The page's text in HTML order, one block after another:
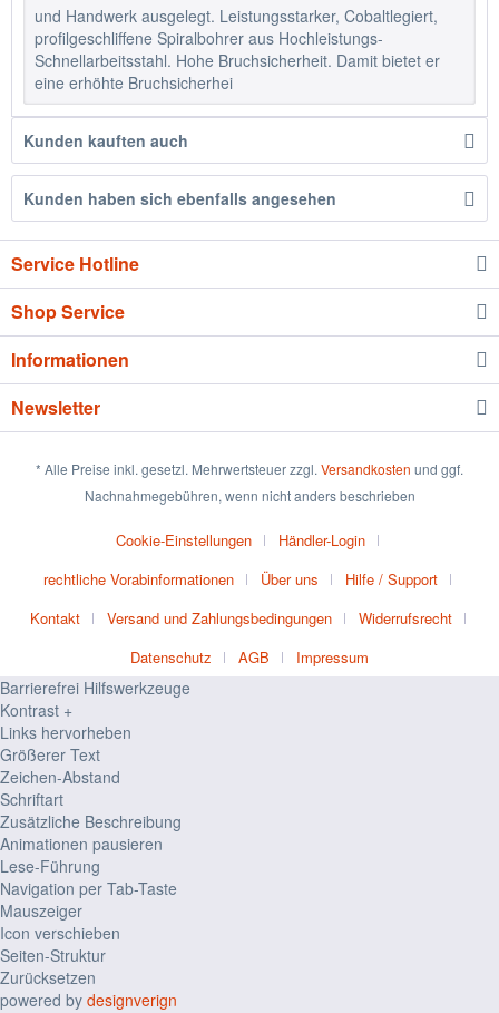
und Handwerk ausgelegt. Leistungsstarker, Cobaltlegiert,
profilgeschliffene Spiralbohrer aus Hochleistungs-
Schnellarbeitsstahl. Hohe Bruchsicherheit. Damit bietet er
eine erhöhte Bruchsicherhei
Kunden kauften auch
Kunden haben sich ebenfalls angesehen
Service Hotline
Shop Service
Informationen
Newsletter
* Alle Preise inkl. gesetzl. Mehrwertsteuer zzgl. Versandkosten und ggf.
Nachnahmegebühren, wenn nicht anders beschrieben
Cookie-Einstellungen
Händler-Login
rechtliche Vorabinformationen
Über uns
Hilfe / Support
Kontakt
Versand und Zahlungsbedingungen
Widerrufsrecht
Datenschutz
AGB Impressum
Barrierefrei Hilfswerkzeuge
Kontrast +
Links hervorheben
Größerer Text
Zeichen-Abstand
Schriftart
Zusätzliche Beschreibung
Animationen pausieren
Lese-Führung
Navigation per Tab-Taste
Mauszeiger
Icon verschieben
Seiten-Struktur
Zurücksetzen
powered by designverign